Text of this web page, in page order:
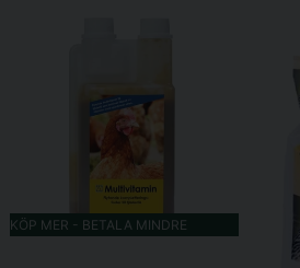
KÖP MER - BETALA MINDRE